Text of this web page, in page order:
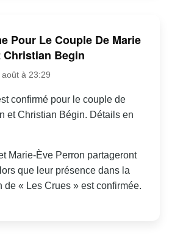
Pour Le Couple De Marie
Christian Begin
à 23:29
confirmé pour le couple de
et Christian Bégin. Détails en
Marie-Ève Perron partageront
que leur présence dans la
de « Les Crues » est confirmée.